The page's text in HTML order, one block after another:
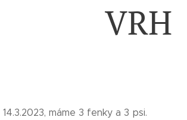
máme 3 fenky a 3 psi.